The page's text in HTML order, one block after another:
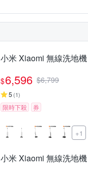
小米 Xiaomi 無線洗地
$6,596 $6,799
5 (1)
限時下殺 券
+1
小米 Xiaomi 無線洗地